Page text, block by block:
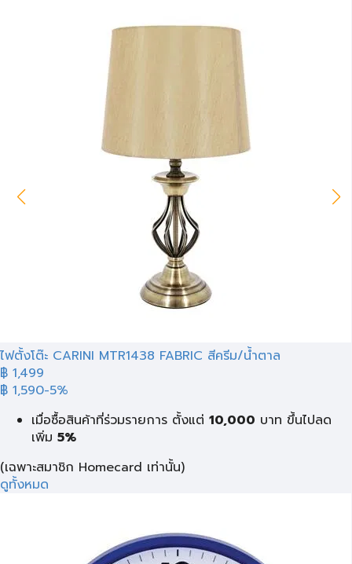
ไฟตั้งโต๊ะ CARINI MTR1438 FABRIC สีครีม/น้ำตาล
฿ 1,499
฿ 1,590-5%
เมื่อซื้อสินค้าที่ร่วมรายการ ตั้งแต่ 10,000 บาท ขึ้นไปลด
เพิ่ม 5%
(เฉพาะสมาชิก Homecard เท่านั้น)
ดูทั้งหมด